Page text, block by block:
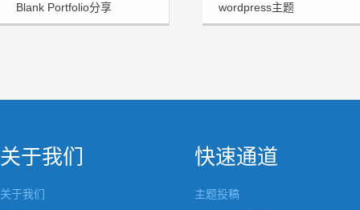
Blank Portfolio分享
wordpress主题
关于我们
关于我们
快速通道
主题投稿